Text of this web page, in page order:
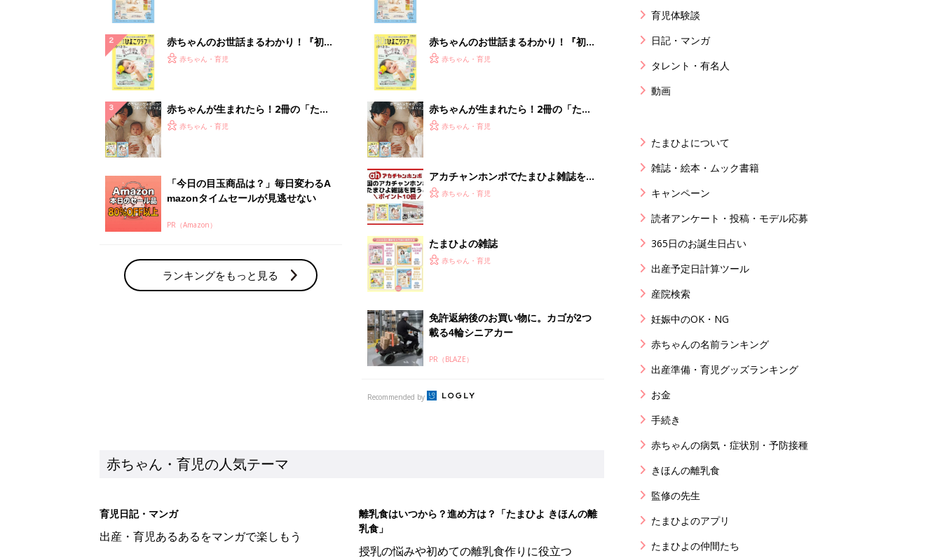
赤ちゃんのお世話まるわかり！『初め
てのひよこクラブ 夏号』〈巻頭大特
赤ちゃん・育児
赤ちゃんが生まれたら！2冊の「たま
ひよ」
赤ちゃん・育児
「今日の目玉商品は？」毎日変わるA
mazonタイムセールが見逃せない
PR（Amazon）
ランキングをもっと見る
赤ちゃんのお世話まるわかり！『初め
てのひよこクラブ 夏号』〈巻頭大特
赤ちゃん・育児
赤ちゃんが生まれたら！2冊の「たま
ひよ」
赤ちゃん・育児
アカチャンホンポでたまひよ雑誌を買
うとポイント10倍【期間限定】
赤ちゃん・育児
たまひよの雑誌
赤ちゃん・育児
免許返納後のお買い物に。カゴが2つ
載る4輪シニアカー
PR（BLAZE）
Recommended by
赤ちゃん・育児の人気テーマ
育児日記・マンガ
出産・育児あるあるをマンガで楽しもう
離乳食はいつから？進め方は？「たまひよ きほんの離
乳食」
授乳の悩みや初めての離乳食作りに役立つ
育児体験談
日記・マンガ
タレント・有名人
動画
たまひよについて
雑誌・絵本・ムック書籍
キャンペーン
読者アンケート・投稿・モデル応募
365日のお誕生日占い
出産予定日計算ツール
産院検索
妊娠中のOK・NG
赤ちゃんの名前ランキング
出産準備・育児グッズランキング
お金
手続き
赤ちゃんの病気・症状別・予防接種
きほんの離乳食
監修の先生
たまひよのアプリ
たまひよの仲間たち